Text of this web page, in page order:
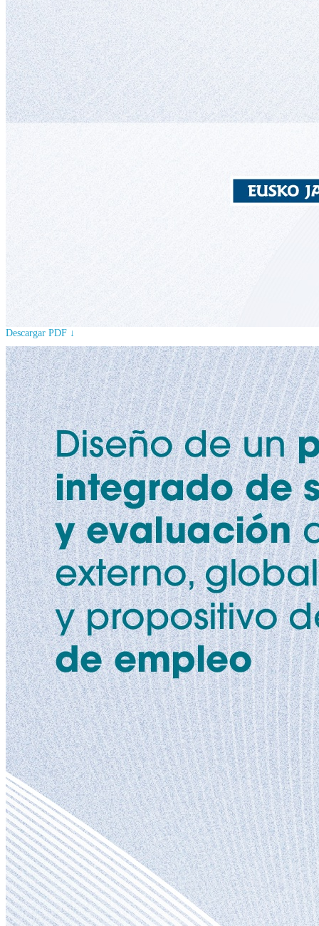
Descargar PDF ↓